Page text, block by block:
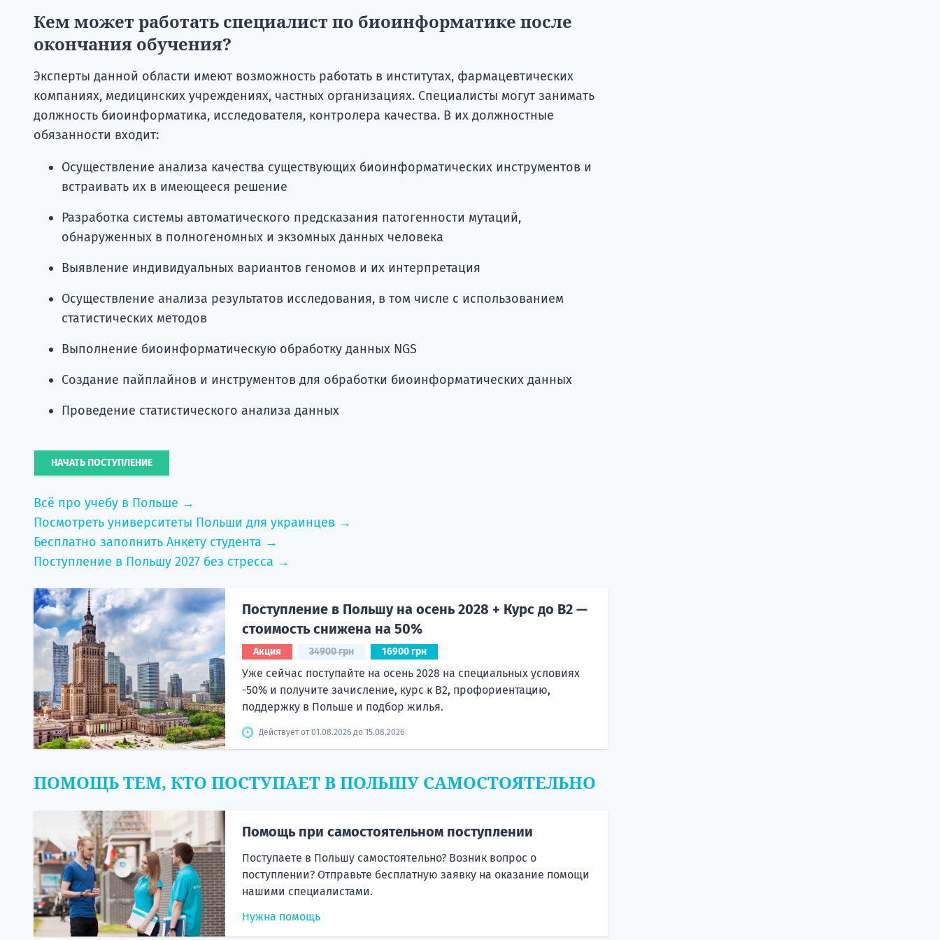
Кем может работать специалист по биоинформатике после
окончания обучения?
Эксперты данной области имеют возможность работать в институтах, фармацевтических
компаниях, медицинских учреждениях, частных организациях. Специалисты могут занимать
должность биоинформатика, исследователя, контролера качества. В их должностные
обязанности входит:
Осуществление анализа качества существующих биоинформатических инструментов и
встраивать их в имеющееся решение
Разработка системы автоматического предсказания патогенности мутаций,
обнаруженных в полногеномных и экзомных данных человека
Выявление индивидуальных вариантов геномов и их интерпретация
Осуществление анализа результатов исследования, в том числе с использованием
статистических методов
Выполнение биоинформатическую обработку данных NGS
Создание пайплайнов и инструментов для обработки биоинформатических данных
Проведение статистического анализа данных
НАЧАТЬ ПОСТУПЛЕНИЕ
Всё про учебу в Польше →
Посмотреть университеты Польши для украинцев →
Бесплатно заполнить Анкету студента →
Поступление в Польшу 2027 без стресса →
Поступление в Польшу на осень 2028 + Курс до B2 —
стоимость снижена на 50%
Акция 34900 грн 16900 грн
Уже сейчас поступайте на осень 2028 на специальных условиях
-50% и получите зачисление, курс к B2, профориентацию,
поддержку в Польше и подбор жилья.
Действует от 01.08.2026 до 15.08.2026
ПОМОЩЬ ТЕМ, КТО ПОСТУПАЕТ В ПОЛЬШУ САМОСТОЯТЕЛЬНО
Помощь при самостоятельном поступлении
Поступаете в Польшу самостоятельно? Возник вопрос о
поступлении? Отправьте бесплатную заявку на оказание помощи
нашими специалистами.
Нужна помощь